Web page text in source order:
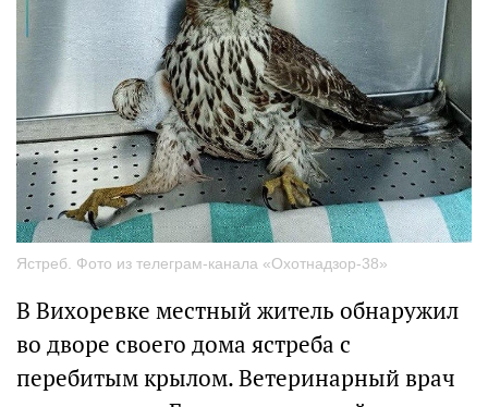
Ястреб. Фото из телеграм-канала «Охотнадзор-38»
В Вихоревке местный житель обнаружил
во дворе своего дома ястреба с
перебитым крылом. Ветеринарный врач